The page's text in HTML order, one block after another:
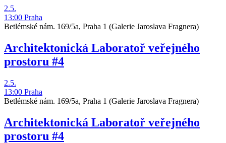
2.5.
13:00 Praha
Betlémské nám. 169/5a, Praha 1 (Galerie Jaroslava Fragnera)
Architektonická Laboratoř veřejného
prostoru #4
2.5.
13:00 Praha
Betlémské nám. 169/5a, Praha 1 (Galerie Jaroslava Fragnera)
Architektonická Laboratoř veřejného
prostoru #4